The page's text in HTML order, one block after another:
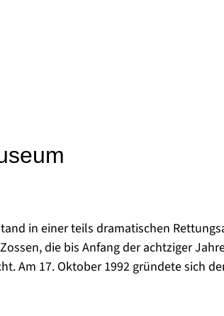
in einer teils dramatischen
die bis Anfang der achtziger
Am 17. Oktober 1992 gründete sich
nahm das Schicksal des Gebäudes in